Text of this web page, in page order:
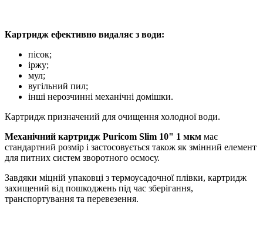
Картридж ефективно видаляє з води:
пісок;
іржу;
мул;
вугільний пил;
інші нерозчинні механічні домішки.
Картридж призначений для очищення холодної води.
Механічний картридж Puricom Slim 10" 1 мкм має
стандартний розмір і застосовується також як змінний елемент
для питних систем зворотного осмосу.
Завдяки міцній упаковці з термоусадочної плівки, картридж
захищений від пошкоджень під час зберігання,
транспортування та перевезення.